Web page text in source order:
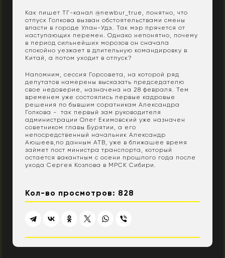
Как пишет ТГ-канал @newbur_true, понятно, что
отпуск Голкова вызван обстоятельствами смены
власти в городе Улан-Удэ. Так мэр прячется от
наступающих перемен. Однако непонятно, почему
в период сильнейших морозов он сначала
спокойно уезжает в длительную командировку в
Китай, а потом уходит в отпуск?
Напомним, сессия Горсовета, на которой ряд
депутатов намерены высказать председателю
свое недоверие, назначена на 28 февраля. Тем
временем уже состоялись первые кадровые
решения по бывшим соратникам Александра
Голкова - так первый зам руководителя
администрации Олег Екимовский уже назначен
советником главы Бурятии, а его
непосредственный начальник Александр
Аюшеев,по данным АТВ, уже в ближашее время
займет пост министра транспорта, который
остается вакантным с осени прошлого года после
ухода Сергея Козлова в МРСК Сибири.
Кол-во просмотров: 828